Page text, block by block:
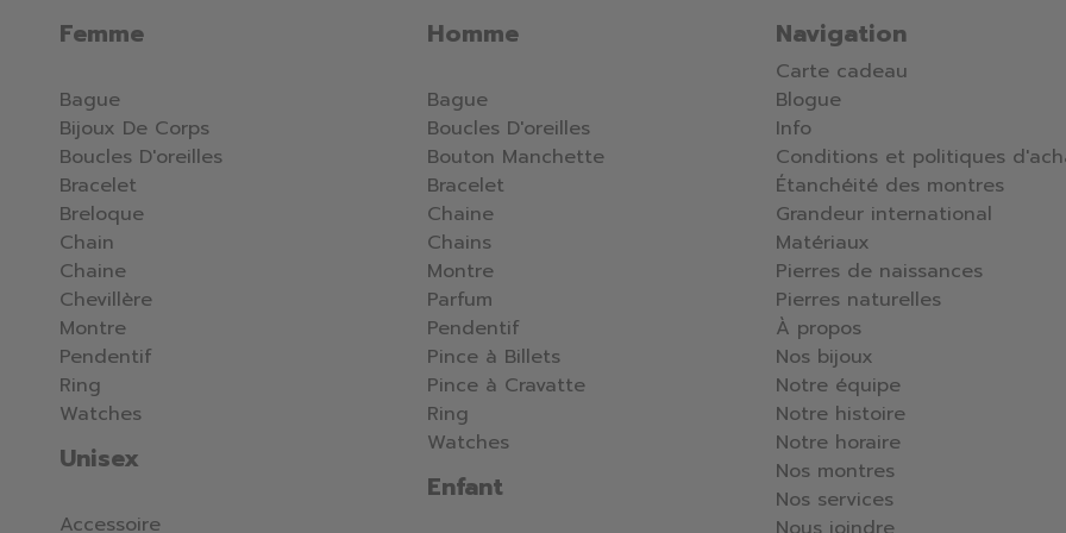
Femme
Bague
Bijoux De Corps
Boucles D'oreilles
Bracelet
Breloque
Chain
Chaine
Chevillère
Montre
Pendentif
Ring
Watches
Unisex
Accessoire
Homme
Bague
Boucles D'oreilles
Bouton Manchette
Bracelet
Chaine
Chains
Montre
Parfum
Pendentif
Pince à Billets
Pince à Cravatte
Ring
Watches
Enfant
Navigation
Carte cadeau
Blogue
Info
Conditions et politiques
Étanchéité des montres
Grandeur international
Matériaux
Pierres de naissances
Pierres naturelles
À propos
Nos bijoux
Notre équipe
Notre histoire
Notre horaire
Nos montres
Nos services